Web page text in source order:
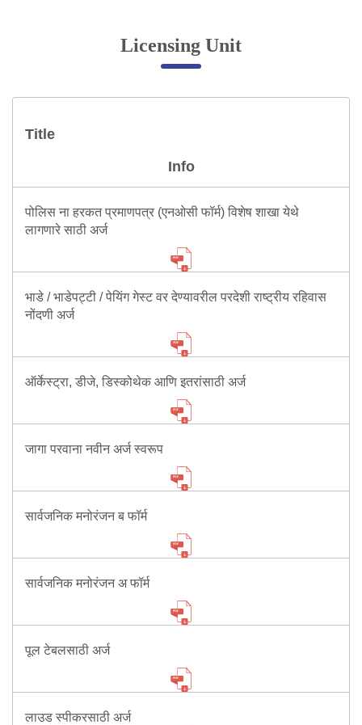
Online Complaint
Servant Information
Police Clearance Services
Accident Compensation
Right To Information
Passport Status
Useful websites
Safety Tips
Help Us
Tenders
Police Corner
Welfare Activities
Media Coverage
Press Release
Crime Review
Recruitment
Good Work
Licensing Unit
Title
Info
पोलिस ना हरकत प्रमाणपत्र (एनओसी फॉर्म) विशेष शाखा येथे
लागणारे साठी अर्ज
भाडे / भाडेपट्टी / पेयिंग गेस्ट वर देण्यावरील परदेशी राष्ट्रीय रहिवास
नोंदणी अर्ज
ऑर्केस्ट्रा, डीजे, डिस्कोथेक आणि इतरांसाठी अर्ज
जागा परवाना नवीन अर्ज स्वरूप
सार्वजनिक मनोरंजन ब फॉर्म
सार्वजनिक मनोरंजन अ फॉर्म
पूल टेबलसाठी अर्ज
लाउड स्पीकरसाठी अर्ज